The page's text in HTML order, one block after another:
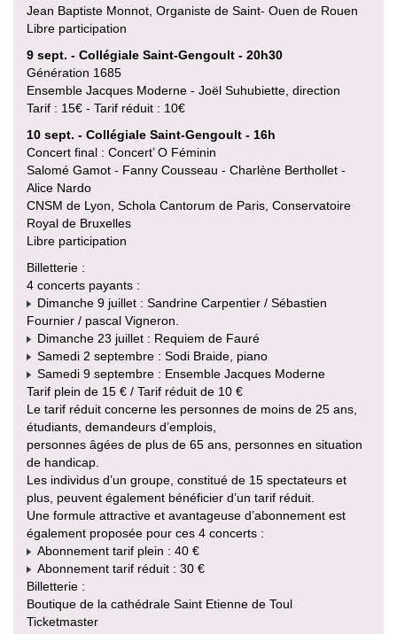
Jean Baptiste Monnot, Organiste de Saint- Ouen de Rouen
Libre participation
9 sept. - Collégiale Saint-Gengoult - 20h30
Génération 1685
Ensemble Jacques Moderne - Joël Suhubiette, direction
Tarif : 15€ - Tarif réduit : 10€
10 sept. - Collégiale Saint-Gengoult - 16h
Concert final : Concert’ O Féminin
Salomé Gamot - Fanny Cousseau - Charlène Berthollet -
Alice Nardo
CNSM de Lyon, Schola Cantorum de Paris, Conservatoire
Royal de Bruxelles
Libre participation
Billetterie :
4 concerts payants :
Dimanche 9 juillet : Sandrine Carpentier / Sébastien
Fournier / pascal Vigneron.
Dimanche 23 juillet : Requiem de Fauré
Samedi 2 septembre : Sodi Braide, piano
Samedi 9 septembre : Ensemble Jacques Moderne
Tarif plein de 15 € / Tarif réduit de 10 €
Le tarif réduit concerne les personnes de moins de 25 ans,
étudiants, demandeurs d’emplois,
personnes âgées de plus de 65 ans, personnes en situation
de handicap.
Les individus d’un groupe, constitué de 15 spectateurs et
plus, peuvent également bénéficier d’un tarif réduit.
Une formule attractive et avantageuse d’abonnement est
également proposée pour ces 4 concerts :
Abonnement tarif plein : 40 €
Abonnement tarif réduit : 30 €
Billetterie :
Boutique de la cathédrale Saint Etienne de Toul
Ticketmaster